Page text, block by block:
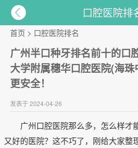
口腔医院排
首页 > 口腔医院排名
广州半口种牙排名前十的口
大学附属穗华口腔医院(海
更安全！
发表于 2024-04-26
广州口腔医院那么多，怎么样才
又好的医院？这不巧了，刚给大家整